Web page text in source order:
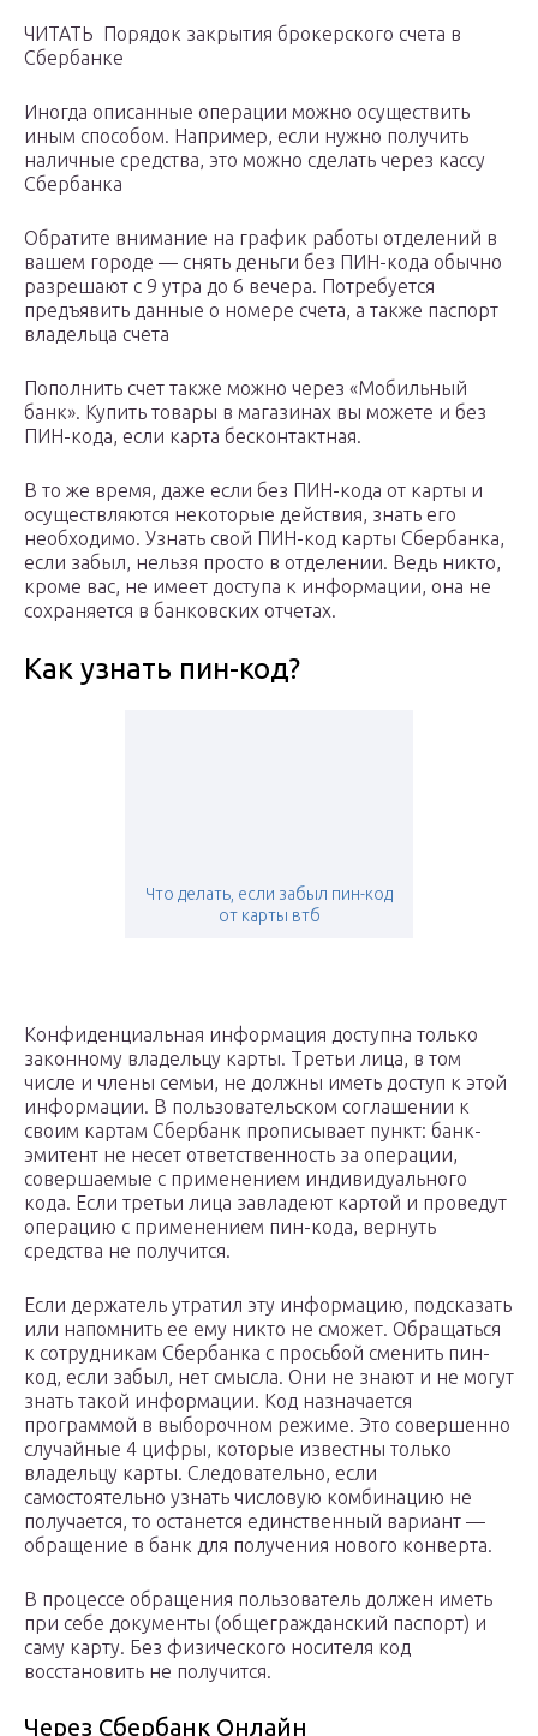
ЧИТАТЬ Порядок закрытия брокерского счета в
Сбербанке
Иногда описанные операции можно осуществить
иным способом. Например, если нужно получить
наличные средства, это можно сделать через кассу
Сбербанка
Обратите внимание на график работы отделений в
вашем городе — снять деньги без ПИН-кода обычно
разрешают с 9 утра до 6 вечера. Потребуется
предъявить данные о номере счета, а также паспорт
владельца счета
Пополнить счет также можно через «Мобильный
банк». Купить товары в магазинах вы можете и без
ПИН-кода, если карта бесконтактная.
В то же время, даже если без ПИН-кода от карты и
осуществляются некоторые действия, знать его
необходимо. Узнать свой ПИН-код карты Сбербанка,
если забыл, нельзя просто в отделении. Ведь никто,
кроме вас, не имеет доступа к информации, она не
сохраняется в банковских отчетах.
Как узнать пин-код?
Что делать, если забыл пин-код
от карты втб
Конфиденциальная информация доступна только
законному владельцу карты. Третьи лица, в том
числе и члены семьи, не должны иметь доступ к этой
информации. В пользовательском соглашении к
своим картам Сбербанк прописывает пункт: банк-
эмитент не несет ответственность за операции,
совершаемые с применением индивидуального
кода. Если третьи лица завладеют картой и проведут
операцию с применением пин-кода, вернуть
средства не получится.
Если держатель утратил эту информацию, подсказать
или напомнить ее ему никто не сможет. Обращаться
к сотрудникам Сбербанка с просьбой сменить пин-
код, если забыл, нет смысла. Они не знают и не могут
знать такой информации. Код назначается
программой в выборочном режиме. Это совершенно
случайные 4 цифры, которые известны только
владельцу карты. Следовательно, если
самостоятельно узнать числовую комбинацию не
получается, то останется единственный вариант —
обращение в банк для получения нового конверта.
В процессе обращения пользователь должен иметь
при себе документы (общегражданский паспорт) и
саму карту. Без физического носителя код
восстановить не получится.
Через Сбербанк Онлайн